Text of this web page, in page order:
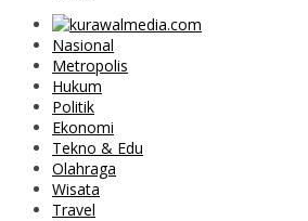
Nasional
Metropolis
Hukum
Politik
Ekonomi
Tekno & Edu
Olahraga
Wisata
Travel